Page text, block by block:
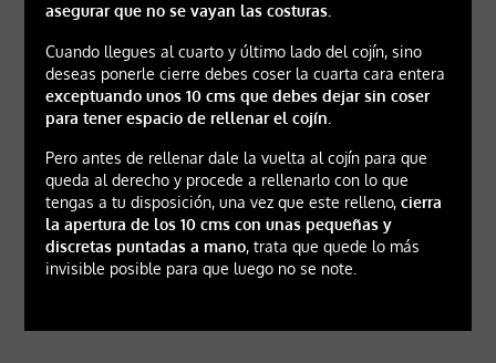
asegurar que no se vayan las costuras.
Cuando llegues al cuarto y último lado del cojín, sino
deseas ponerle cierre debes coser la cuarta cara entera
exceptuando unos 10 cms que debes dejar sin coser
para tener espacio de rellenar el cojín.
Pero antes de rellenar dale la vuelta al cojín para que
queda al derecho y procede a rellenarlo con lo que
tengas a tu disposición, una vez que este relleno, cierra
la apertura de los 10 cms con unas pequeñas y
discretas puntadas a mano, trata que quede lo más
invisible posible para que luego no se note.